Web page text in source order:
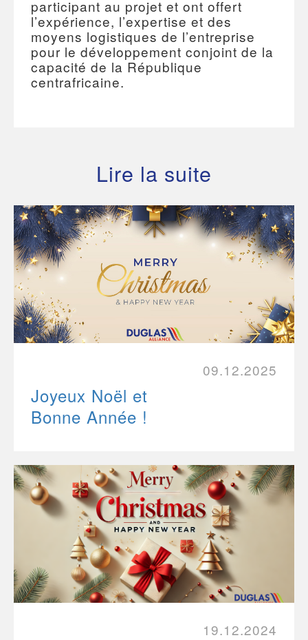
participant au projet et ont offert
l’expérience, l’expertise et des
moyens logistiques de l’entreprise
pour le développement conjoint de la
capacité de la République
centrafricaine.
Lire la suite
09.12.2025
Joyeux Noël et
Bonne Année !
19.12.2024